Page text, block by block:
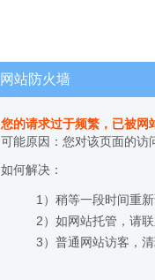
网站防火墙
您的请求过于频繁，已被网
可能原因：您对该页面的访
如何解决：
1）稍等一段时间重新
2）如网站托管，请
3）普通网站访客，